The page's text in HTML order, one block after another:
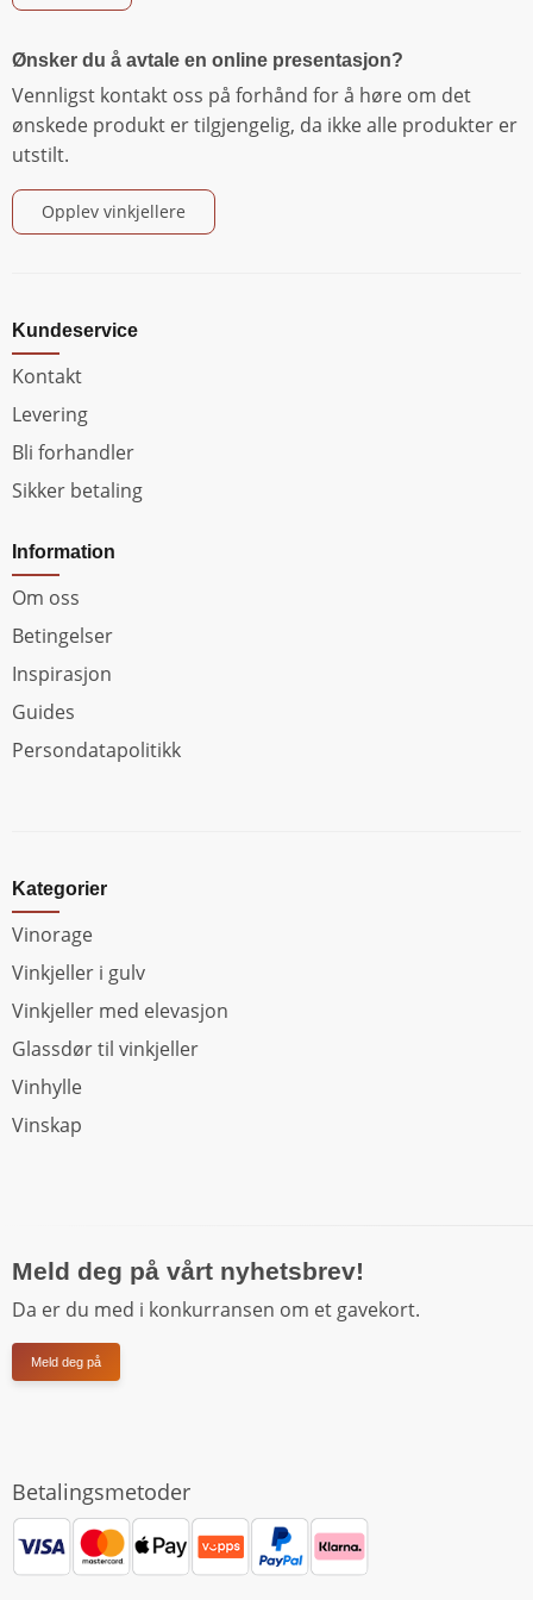
Ønsker du å avtale en online presentasjon?
Vennligst kontakt oss på forhånd for å høre om det
ønskede produkt er tilgjengelig, da ikke alle produkter er
utstilt.
Opplev vinkjellere
Kundeservice
Kontakt
Levering
Bli forhandler
Sikker betaling
Information
Om oss
Betingelser
Inspirasjon
Guides
Persondatapolitikk
Kategorier
Vinorage
Vinkjeller i gulv
Vinkjeller med elevasjon
Glassdør til vinkjeller
Vinhylle
Vinskap
Meld deg på vårt nyhetsbrev!
Da er du med i konkurransen om et gavekort.
Meld deg på
Betalingsmetoder